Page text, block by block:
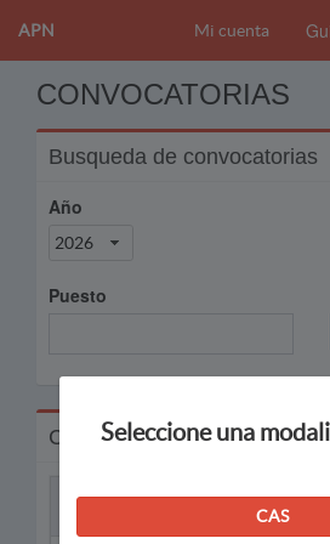
APN Mi cuenta
CONVOCATORIAS
Busqueda de convocatorias
Año
2026
Puesto
Convocatorias
Seleccione una
CAS